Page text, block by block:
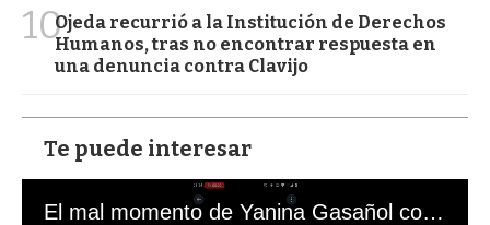
10Ojeda recurrió a la Institución de Derechos
Humanos, tras no encontrar respuesta en
una denuncia contra Clavijo
Te puede interesar
El mal momento de Yanina Gasañol con un hincha argentino en "Subrayado"